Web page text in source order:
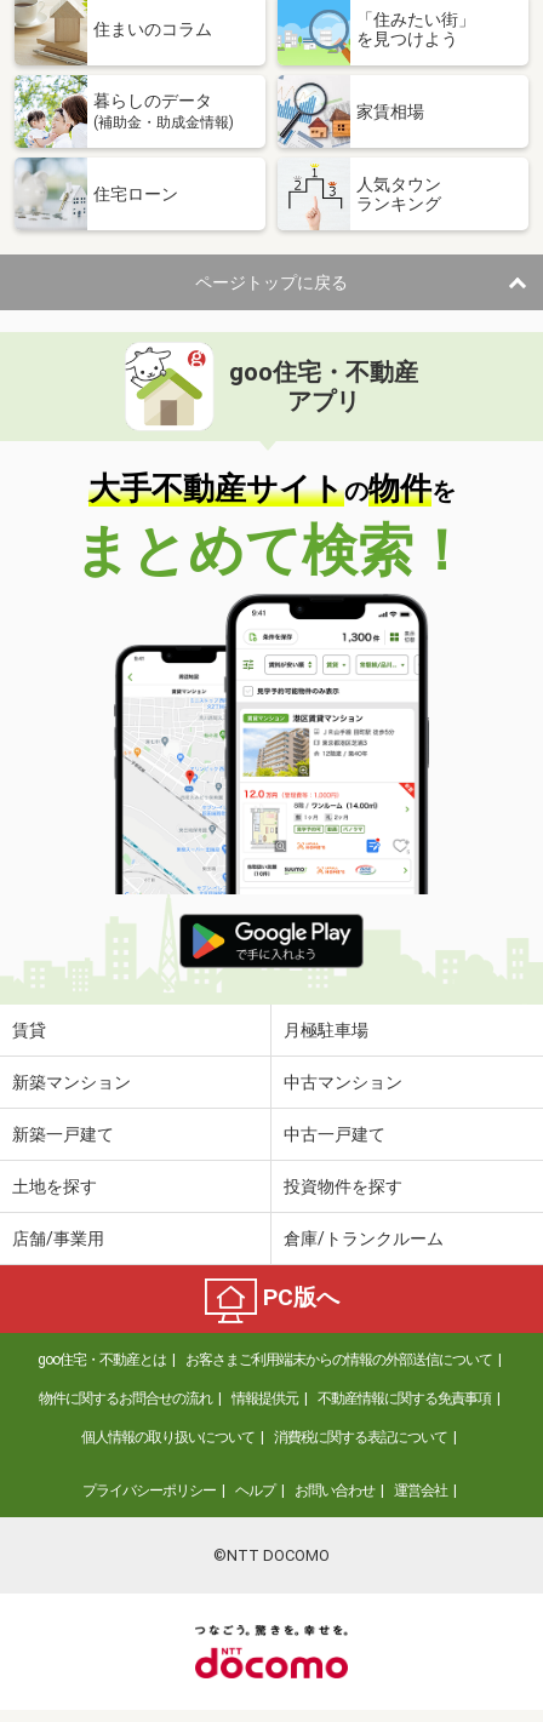
住まいのコラム
「住みたい街」
を見つけよう
暮らしのデータ
(補助金・助成金情報)
家賃相場
住宅ローン
人気タウン
ランキング
ページトップに戻る
goo住宅・不動産
アプリ
大手不動産サイトの物件を
まとめて検索！
賃貸 月極駐車場
新築マンション 中古マンション
新築一戸建て 中古一戸建て
土地を探す 投資物件を探す
店舗/事業用 倉庫/トランクルーム
PC版へ
goo住宅・不動産とは お客さまご利用端末からの情報の外部送信について
物件に関するお問合せの流れ 情報提供元 不動産情報に関する免責事項
個人情報の取り扱いについて 消費税に関する表記について
プライバシーポリシー ヘルプ お問い合わせ 運営会社
©NTT DOCOMO